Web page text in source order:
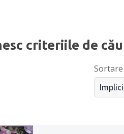
criteriile de